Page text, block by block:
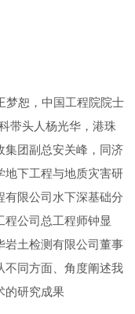
恕，中国工程院院士
带头人杨光华，港珠
集团副总安关峰，同济
地下工程与地质灾害研
有限公司水下深基础分
程公司总工程师钟显
岩土检测有限公司董事
不同方面、角度阐述我
的研究成果